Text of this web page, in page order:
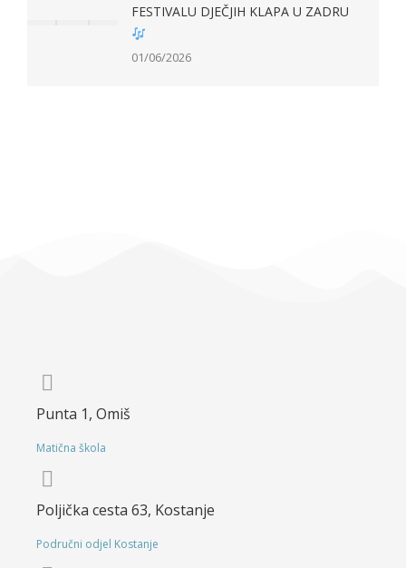
FESTIVALU DJEČJIH KLAPA U ZADRU
01/06/2026
Punta 1, Omiš
Matična škola
Poljička cesta 63, Kostanje
Područni odjel Kostanje